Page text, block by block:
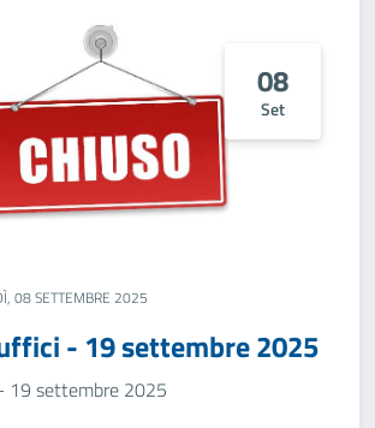
08
Set
08 SETTEMBRE 2025
- 19 settembre 2025
19 settembre 2025